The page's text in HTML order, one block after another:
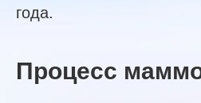
года.
Процесс